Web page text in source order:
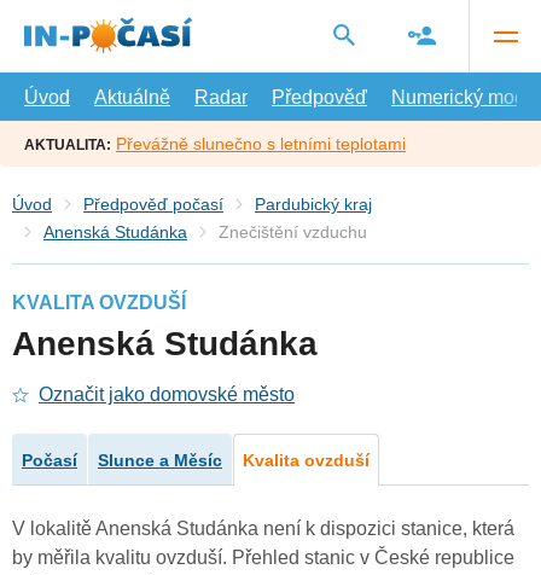
hlavní
Úvod
Aktuálně Radar Předpověď Numerický model
AKTUALITA: Převážně slunečno s letními teplotami
Úvod Předpověď počasí
Pardubický kraj
Anenská Studánka
Znečištění vzduchu
KVALITA OVZDUŠÍ
Anenská Studánka
Označit jako domovské město
Počasí Slunce a Měsíc Kvalita ovzduší
V lokalitě Anenská Studánka není k dispozici stanice, která
by měřila kvalitu ovzduší. Přehled stanic v České republice